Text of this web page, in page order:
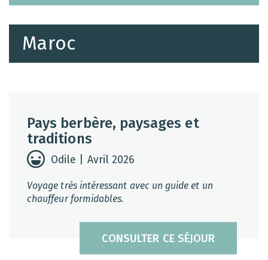
Maroc
Pays berbère, paysages et
traditions
Odile | Avril 2026
CONSULTER CE SÉJOUR
Voyage très intéressant avec un guide et un
chauffeur formidables.